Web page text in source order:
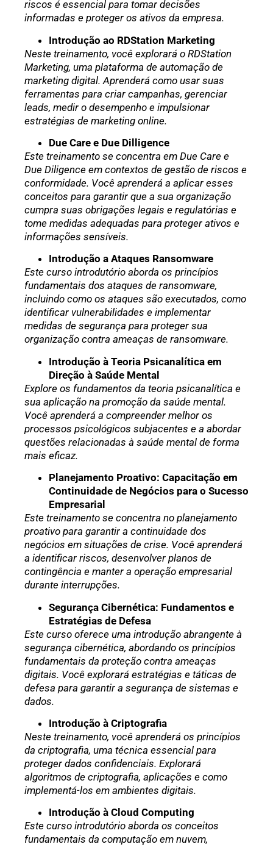
riscos é essencial para tomar decisões
informadas e proteger os ativos da empresa.
Introdução ao RDStation Marketing
Neste treinamento, você explorará o RDStation
Marketing, uma plataforma de automação de
marketing digital. Aprenderá como usar suas
ferramentas para criar campanhas, gerenciar
leads, medir o desempenho e impulsionar
estratégias de marketing online.
Due Care e Due Dilligence
Este treinamento se concentra em Due Care e
Due Diligence em contextos de gestão de riscos e
conformidade. Você aprenderá a aplicar esses
conceitos para garantir que a sua organização
cumpra suas obrigações legais e regulatórias e
tome medidas adequadas para proteger ativos e
informações sensíveis.
Introdução a Ataques Ransomware
Este curso introdutório aborda os princípios
fundamentais dos ataques de ransomware,
incluindo como os ataques são executados, como
identificar vulnerabilidades e implementar
medidas de segurança para proteger sua
organização contra ameaças de ransomware.
Introdução à Teoria Psicanalítica em
Direção à Saúde Mental
Explore os fundamentos da teoria psicanalítica e
sua aplicação na promoção da saúde mental.
Você aprenderá a compreender melhor os
processos psicológicos subjacentes e a abordar
questões relacionadas à saúde mental de forma
mais eficaz.
Planejamento Proativo: Capacitação em
Continuidade de Negócios para o Sucesso
Empresarial
Este treinamento se concentra no planejamento
proativo para garantir a continuidade dos
negócios em situações de crise. Você aprenderá
a identificar riscos, desenvolver planos de
contingência e manter a operação empresarial
durante interrupções.
Segurança Cibernética: Fundamentos e
Estratégias de Defesa
Este curso oferece uma introdução abrangente à
segurança cibernética, abordando os princípios
fundamentais da proteção contra ameaças
digitais. Você explorará estratégias e táticas de
defesa para garantir a segurança de sistemas e
dados.
Introdução à Criptografia
Neste treinamento, você aprenderá os princípios
da criptografia, uma técnica essencial para
proteger dados confidenciais. Explorará
algoritmos de criptografia, aplicações e como
implementá-los em ambientes digitais.
Introdução à Cloud Computing
Este curso introdutório aborda os conceitos
fundamentais da computação em nuvem,